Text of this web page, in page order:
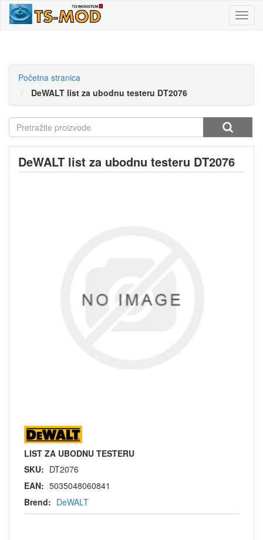
Početna stranica
DeWALT list za ubodnu testeru DT2076
DeWALT list za ubodnu testeru DT2076
LIST ZA UBODNU TESTERU
SKU: DT2076
EAN: 5035048060841
Brend: DeWALT